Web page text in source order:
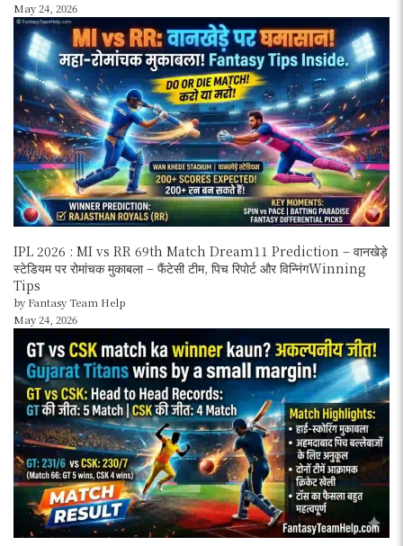
May 24, 2026
IPL 2026 : MI vs RR 69th Match Dream11 Prediction – वानखेड़े
स्टेडियम पर रोमांचक मुकाबला – फैंटेसी टीम, पिच रिपोर्ट और विन्निंगWinning
Tips
by Fantasy Team Help
May 24, 2026